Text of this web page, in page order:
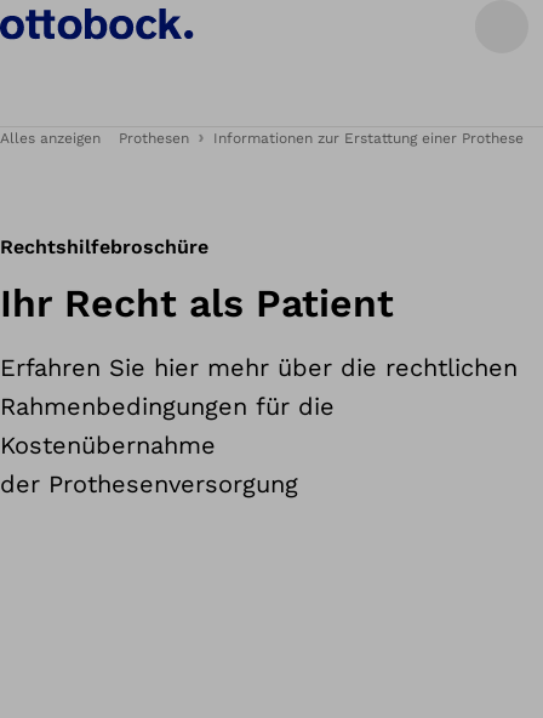
Alles anzeigen Prothesen Informationen zur Erstattung einer Prothese
Rechtshilfebroschüre
Ihr Recht als Patient
Erfahren Sie hier mehr über die rechtlichen
Rahmenbedingungen für die
Kostenübernahme
der Prothesenversorgung